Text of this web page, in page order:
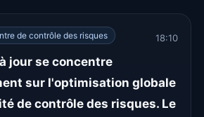
de contrôle des risques 18:10
jour se concentre
sur l'optimisation globale
de contrôle des risques. Le